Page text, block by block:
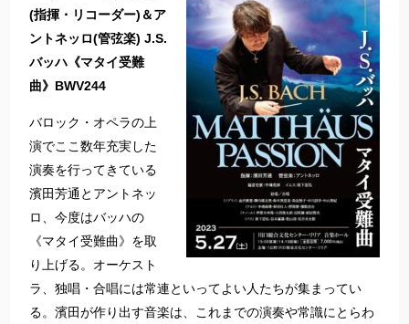
(指揮・リコーダー)＆ア
ントネッロ(管弦楽) J.S.
バッハ《マタイ受難
曲》BWV244
バロック・オペラの上
演でここ数年充実した
演奏を行ってきている
濱田芳通とアントネッ
ロ、今度はバッハの
《マタイ受難曲》を取
り上げる。オーケスト
ラ、独唱・合唱には常連といってよい人たちが集まってい
る。濱田が作り出す音楽は、これまでの演奏や常識にとらわ